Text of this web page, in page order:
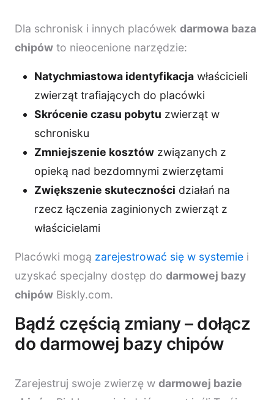
Dla schronisk i innych placówek darmowa baza
chipów to nieocenione narzędzie:
Natychmiastowa identyfikacja właścicieli
zwierząt trafiających do placówki
Skrócenie czasu pobytu zwierząt w
schronisku
Zmniejszenie kosztów związanych z
opieką nad bezdomnymi zwierzętami
Zwiększenie skuteczności działań na
rzecz łączenia zaginionych zwierząt z
właścicielami
Placówki mogą zarejestrować się w systemie i
uzyskać specjalny dostęp do darmowej bazy
chipów Biskly.com.
Bądź częścią zmiany – dołącz
do darmowej bazy chipów
Zarejestruj swoje zwierzę w darmowej bazie